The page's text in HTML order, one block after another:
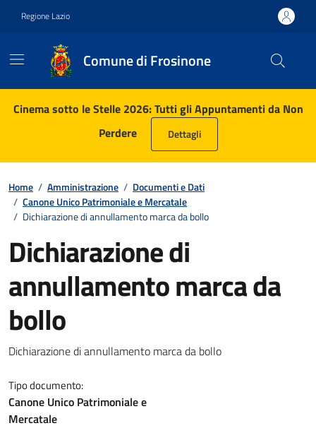
Regione Lazio
Comune di Frosinone
Contenuti in evidenza
Cinema sotto le Stelle 2026: Tutti gli Appuntamenti da Non
Perdere
Dettagli
Home / Amministrazione / Documenti e Dati
/ Canone Unico Patrimoniale e Mercatale
/ Dichiarazione di annullamento marca da bollo
Dichiarazione di
annullamento marca da
bollo
Dettagli del documento
Dichiarazione di annullamento marca da bollo
Tipo documento:
Canone Unico Patrimoniale e
Mercatale